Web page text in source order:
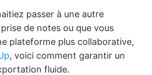
passer à une autre
de notes ou que vous
plateforme plus collaborative,
, voici comment garantir un
fluide.